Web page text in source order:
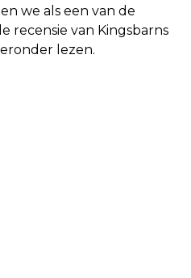
we als een van de
recensie van Kingsbarns
lezen.